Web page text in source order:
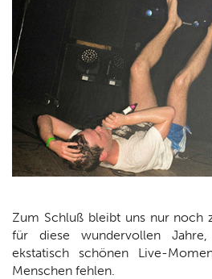
Zum Schluß bleibt uns nur noch
für diese wundervollen
ekstatisch schönen Live-
Menschen fehlen.